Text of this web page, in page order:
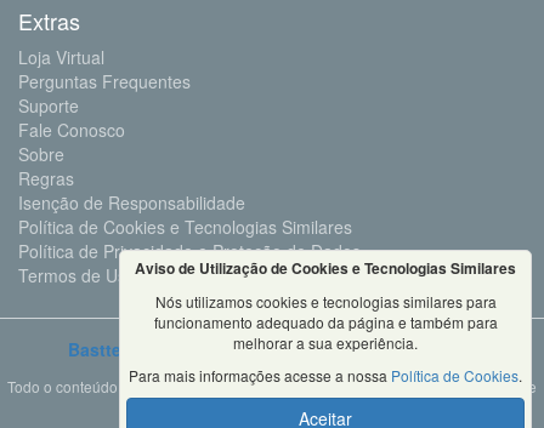
Extras
Loja Virtual
Perguntas Frequentes
Suporte
Fale Conosco
Sobre
Regras
Isenção de Responsabilidade
Política de Cookies e Tecnologias Similares
Política de Privacidade e Proteção de Dados
Termos de Uso
Bastter.com 2001 ©Todos os Direitos Reservados
Todo o conteúdo deste site é propriedade da Bastter.com, sendo expressamente
proibido o seu uso em sites, videos, cursos ou
Aviso de Utilização de Cookies e Tecnologias Similares
Nós utilizamos cookies e tecnologias similares para
funcionamento adequado da página e também para
melhorar a sua experiência.
Para mais informações acesse a nossa Política de Cookies.
Aceitar